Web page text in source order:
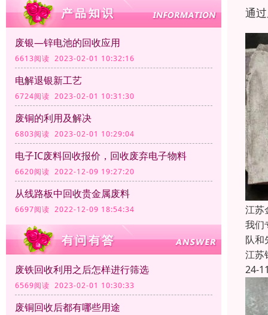
废银—锌电池的回收应用
6613阅读 2023-02-01 10:32:16
电解退银新工艺
6724阅读 2023-02-01 10:31:30
废铜的利用及解决
6803阅读 2023-02-01 10:29:04
电子IC废料回收报价，回收废弃电子物料
6620阅读 2022-12-09 19:27:20
从线路板中回收贵金属废料
6697阅读 2022-12-09 18:54:34
废铁回收利用之后怎样进行筛选
6569阅读 2023-02-01 10:30:33
废铜回收后都有哪些用途
通
江苏
我们
队和
江苏
24-